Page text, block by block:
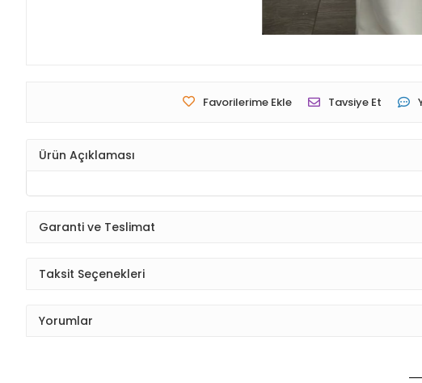
Favorilerime Ekle Tavsiye Et
Ürün Açıklaması
Garanti ve Teslimat
Taksit Seçenekleri
Yorumlar